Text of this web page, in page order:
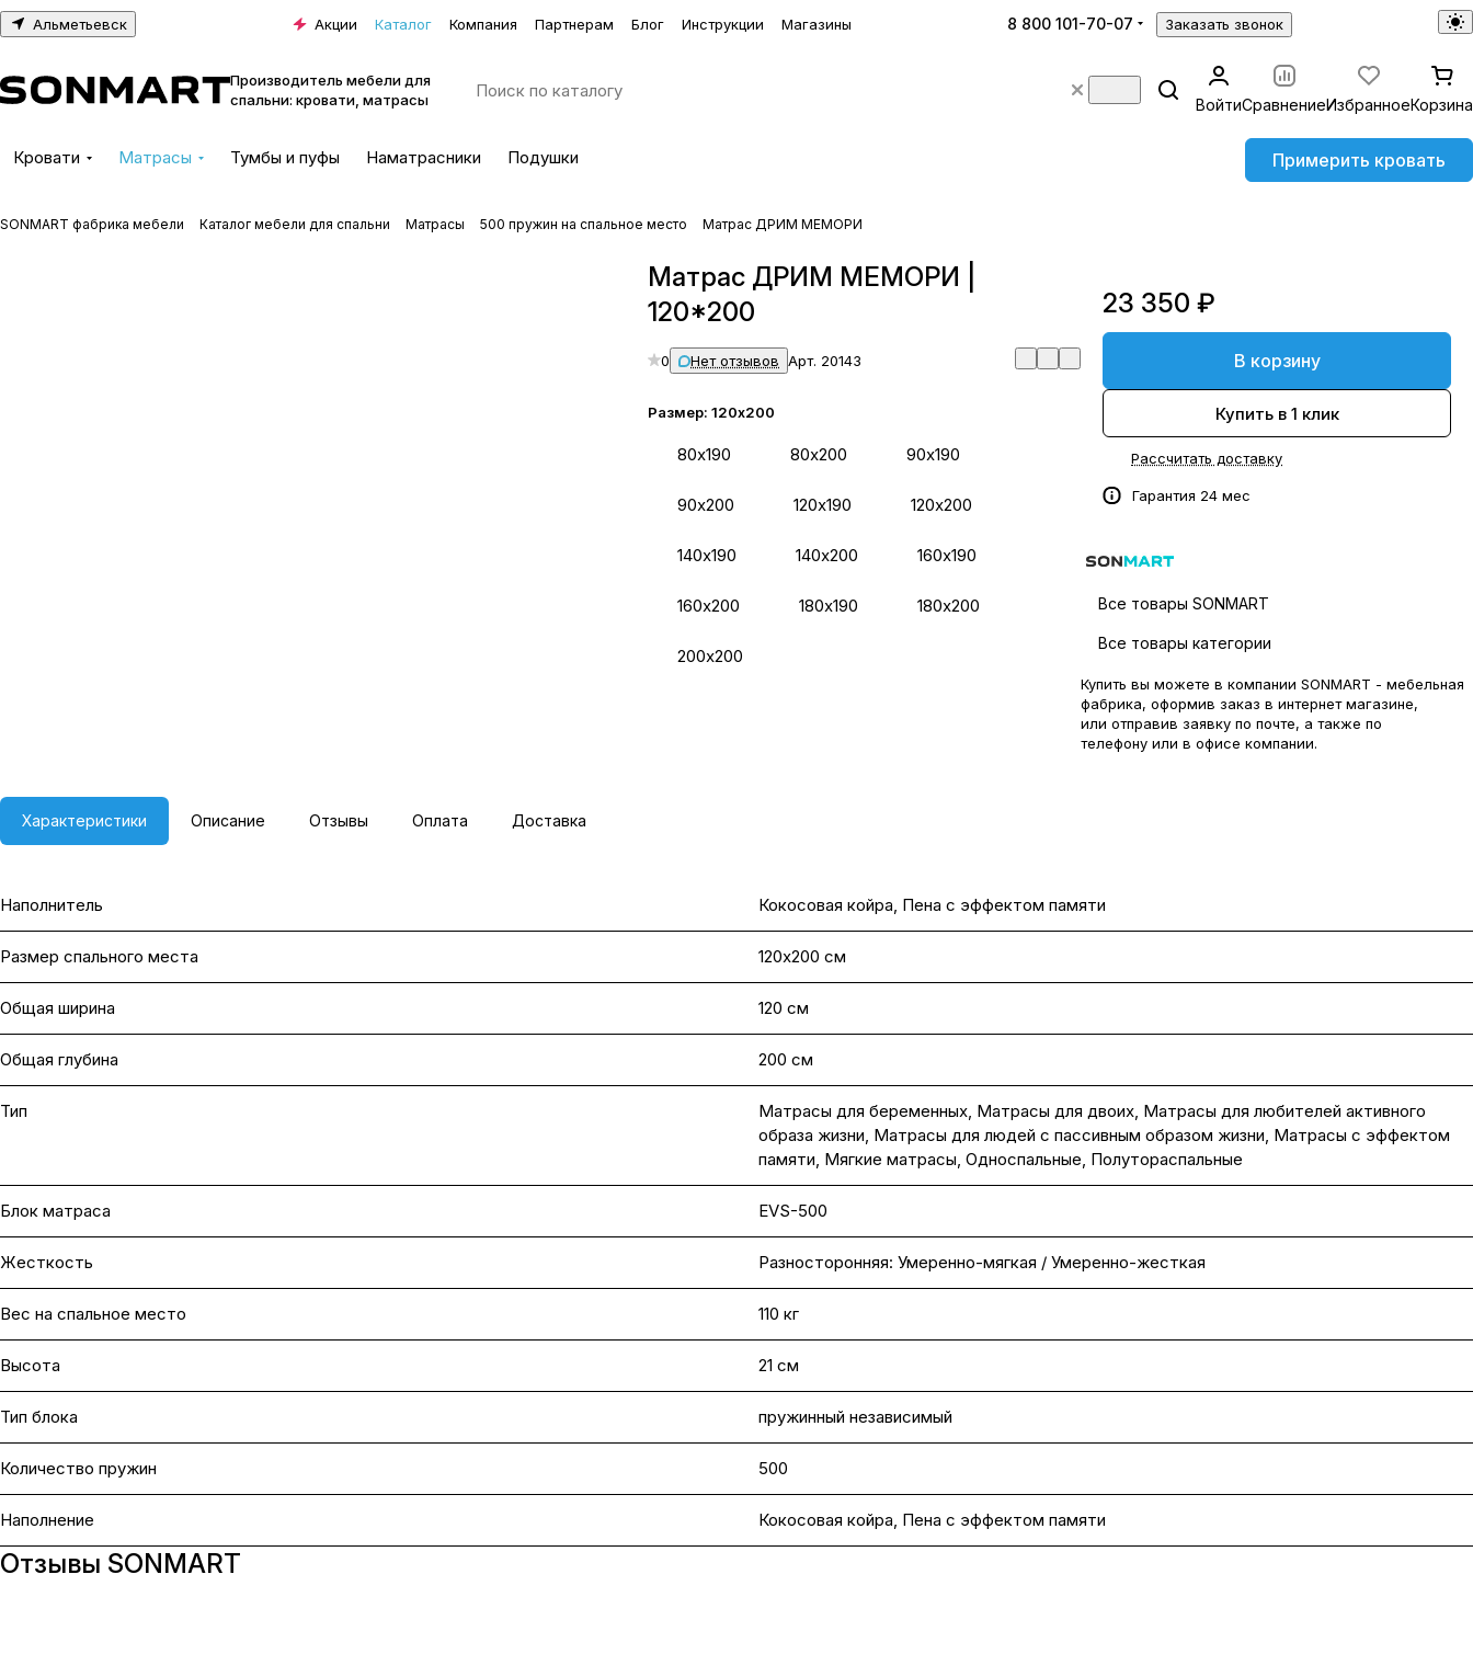
Альметьевск Акции Каталог Компания Партнерам Блог Инструкции Магазины 8 800 101-70-07 Заказать звонок
Производитель мебели для
спальни: кровати, матрасы
ВойтиСравнениеИзбранноеКорзина
Кровати Матрасы Тумбы и пуфы Наматрасники Подушки Примерить кровать
SONMART фабрика мебели Каталог мебели для спальни Матрасы 500 пружин на спальное место Матрас ДРИМ МЕМОРИ
Матрас ДРИМ МЕМОРИ |
120*200
0 Нет отзывов Арт. 20143
Размер:120х200
80х190 80х200 90х190
90х200 120х190 120х200
140х190 140х200 160х190
160х200 180х190 180х200
200х200
23 350 ₽
В корзину
Купить в 1 клик
Рассчитать доставку
Гарантия 24 мес
Все товары SONMART
Все товары категории
Купить вы можете в компании SONMART - мебельная
фабрика, оформив заказ в интернет магазине,
или отправив заявку по почте, а также по
телефону или в офисе компании.
Характеристики Описание Отзывы Оплата Доставка
Наполнитель Кокосовая койра, Пена с эффектом памяти
Размер спального места 120х200 см
Общая ширина 120 см
Общая глубина 200 см
Тип Матрасы для беременных, Матрасы для двоих, Матрасы для любителей активного
образа жизни, Матрасы для людей с пассивным образом жизни, Матрасы с эффектом
памяти, Мягкие матрасы, Односпальные, Полутораспальные
Блок матраса EVS-500
Жесткость Разносторонняя: Умеренно-мягкая / Умеренно-жесткая
Вес на cпальное место 110 кг
Высота 21 см
Тип блока пружинный независимый
Количество пружин 500
Наполнение Кокосовая койра, Пена с эффектом памяти
Отзывы SONMART